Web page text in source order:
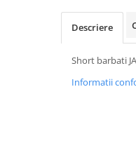
Descriere
Short barbati
Informatii